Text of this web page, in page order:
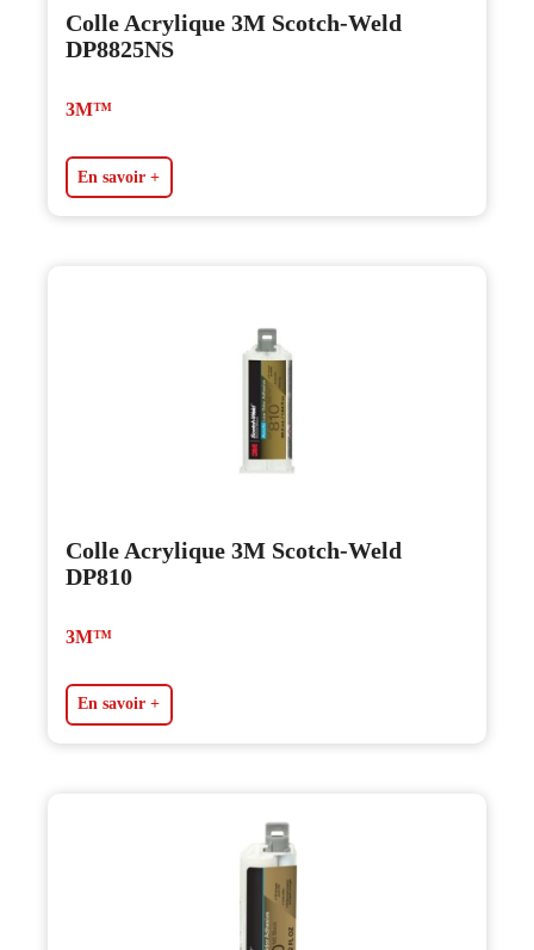
Colle Acrylique 3M Scotch-Weld
DP8825NS
3M™
En savoir +
Colle Acrylique 3M Scotch-Weld
DP810
3M™
En savoir +